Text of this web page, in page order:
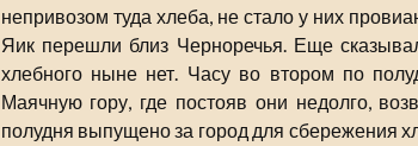
непривозом туда хлеба, не стало у них
Яик перешли близ Черноречья. Еще
хлебного ныне нет. Часу во втором по
Маячную гору, где постояв они недолго,
полудня выпущено за город для сбережения